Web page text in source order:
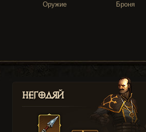
Оружие Броня
Негодяй